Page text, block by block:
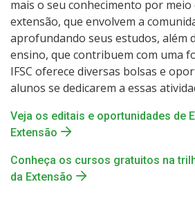
mais o seu conhecimento por
extensão, que envolvem a
aprofundando seus estudos, além
ensino, que contribuem com uma
IFSC oferece diversas bolsas e
alunos se dedicarem a essas
Veja os editais e oportunidades de
Extensão
Conheça os cursos gratuitos na
da Extensão